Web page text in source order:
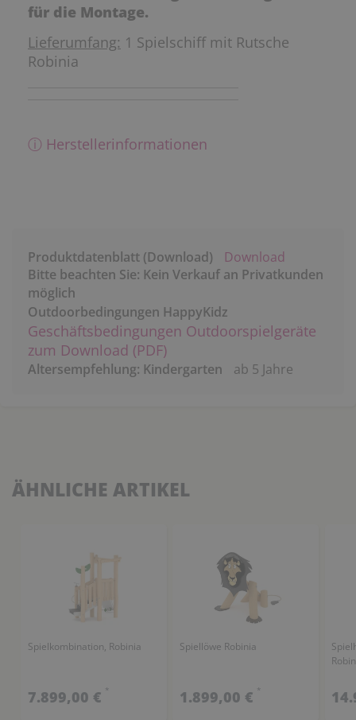
für die Montage.
Lieferumfang: 1 Spielschiff mit Rutsche
Robinia
ⓘ Herstellerinformationen
Produktdatenblatt (Download)
Download
Bitte beachten Sie: Kein Verkauf an Privatkunden
möglich
Outdoorbedingungen HappyKidz
Geschäftsbedingungen Outdoorspielgeräte
zum Download (PDF)
Altersempfehlung: Kindergarten ab 5 Jahre
ÄHNLICHE ARTIKEL
Spielkombination, Robinia
7.899,00 € *
Spiellöwe Robinia
1.899,00 € *